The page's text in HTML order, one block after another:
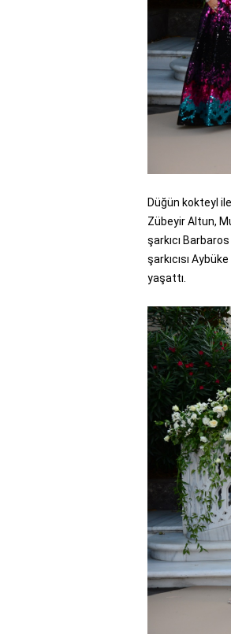
Düğün kokteyl
Zübeyir Altun,
şarkıcı
şarkıcısı
yaşattı.